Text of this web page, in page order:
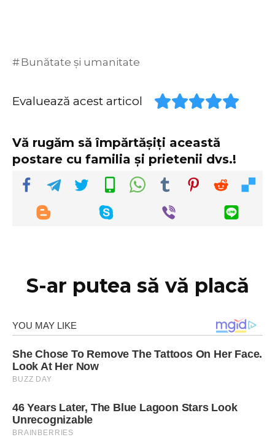
Bunătate și umanitate
Evaluează acest articol
Vă rugăm să împărtășiți această
postare cu familia și prietenii dvs.!
S-ar putea să vă placă